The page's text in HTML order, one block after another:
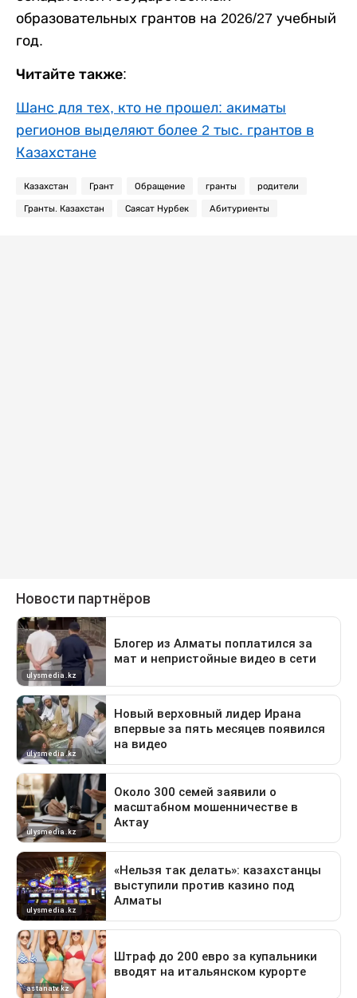
образовательных грантов на 2026/27 учебный
год.
Читайте также:
Шанс для тех, кто не прошел: акиматы
регионов выделяют более 2 тыс. грантов в
Казахстане
Казахстан Грант Обращение гранты родители
Гранты. Казахстан Саясат Нурбек Абитуриенты